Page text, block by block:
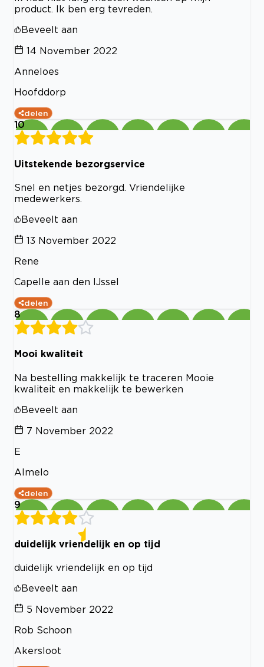
product. Ik ben erg tevreden.
Beveelt aan
14 November 2022
Anneloes
Hoofddorp
delen
10
Uitstekende bezorgservice
Snel en netjes bezorgd. Vriendelijke
medewerkers.
Beveelt aan
13 November 2022
Rene
Capelle aan den IJssel
delen
8
Mooi kwaliteit
Na bestelling makkelijk te traceren Mooie
kwaliteit en makkelijk te bewerken
Beveelt aan
7 November 2022
E
Almelo
delen
9
duidelijk vriendelijk en op tijd
duidelijk vriendelijk en op tijd
Beveelt aan
5 November 2022
Rob Schoon
Akersloot